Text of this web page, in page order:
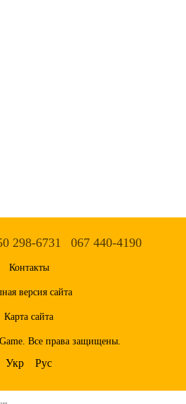
298-6731 067 440-4190
Контакты
версия сайта
Карта сайта
Все права защищены.
Укр Рус